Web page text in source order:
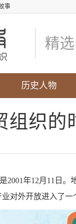
事
精
历史人物
组织的
2001年12月11日
对外开放进入了一